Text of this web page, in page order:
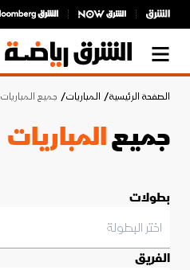
الصفحة الرئيسية المباريات جميع المباريات
جميعالمباريات
بطولات
اختر البطولة
الفريق